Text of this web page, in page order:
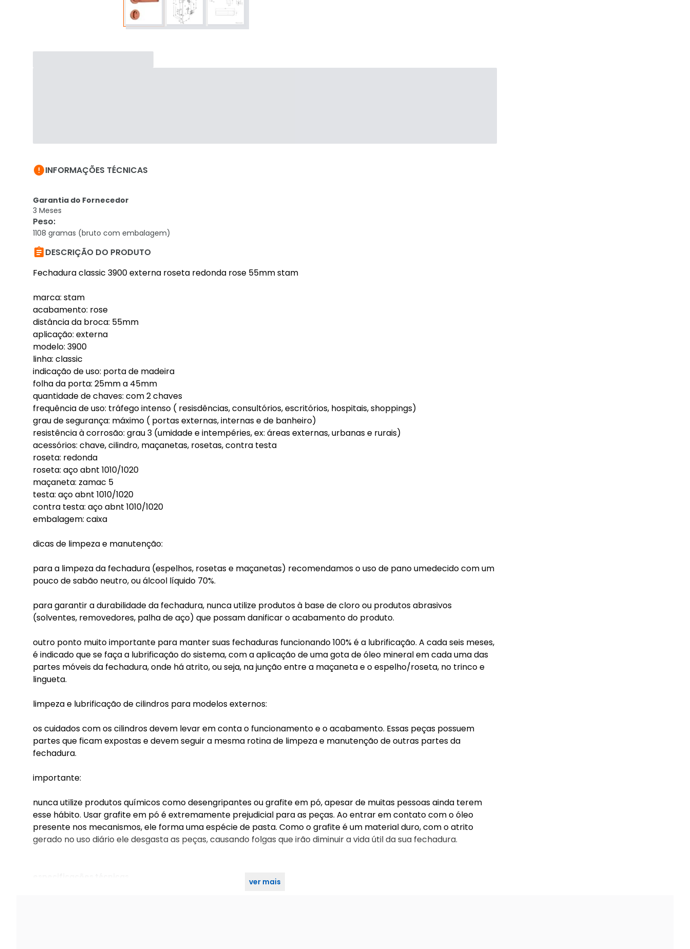
INFORMAÇÕES TÉCNICAS
Garantia do Fornecedor
3 Meses
Peso:
1108 gramas (bruto com embalagem)
DESCRIÇÃO DO PRODUTO
Fechadura classic 3900 externa roseta redonda rose 55mm stam
marca: stam
acabamento: rose
distância da broca: 55mm
aplicação: externa
modelo: 3900
linha: classic
indicação de uso: porta de madeira
folha da porta: 25mm a 45mm
quantidade de chaves: com 2 chaves
frequência de uso: tráfego intenso ( resisdências, consultórios, escritórios, hospitais, shoppings)
grau de segurança: máximo ( portas externas, internas e de banheiro)
resistência à corrosão: grau 3 (umidade e intempéries, ex: áreas externas, urbanas e rurais)
acessórios: chave, cilindro, maçanetas, rosetas, contra testa
roseta: redonda
roseta: aço abnt 1010/1020
maçaneta: zamac 5
testa: aço abnt 1010/1020
contra testa: aço abnt 1010/1020
embalagem: caixa
dicas de limpeza e manutenção:
para a limpeza da fechadura (espelhos, rosetas e maçanetas) recomendamos o uso de pano umedecido com um
pouco de sabão neutro, ou álcool líquido 70%.
para garantir a durabilidade da fechadura, nunca utilize produtos à base de cloro ou produtos abrasivos
(solventes, removedores, palha de aço) que possam danificar o acabamento do produto.
outro ponto muito importante para manter suas fechaduras funcionando 100% é a lubrificação. A cada seis meses,
é indicado que se faça a lubrificação do sistema, com a aplicação de uma gota de óleo mineral em cada uma das
partes móveis da fechadura, onde há atrito, ou seja, na junção entre a maçaneta e o espelho/roseta, no trinco e
lingueta.
limpeza e lubrificação de cilindros para modelos externos:
os cuidados com os cilindros devem levar em conta o funcionamento e o acabamento. Essas peças possuem
partes que ficam expostas e devem seguir a mesma rotina de limpeza e manutenção de outras partes da
fechadura.
importante:
nunca utilize produtos químicos como desengripantes ou grafite em pó, apesar de muitas pessoas ainda terem
esse hábito. Usar grafite em pó é extremamente prejudicial para as peças. Ao entrar em contato com o óleo
presente nos mecanismos, ele forma uma espécie de pasta. Como o grafite é um material duro, com o atrito
gerado no uso diário ele desgasta as peças, causando folgas que irão diminuir a vida útil da sua fechadura.
ver mais